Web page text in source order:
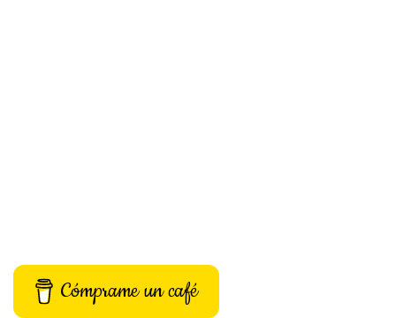
Cómprame un café